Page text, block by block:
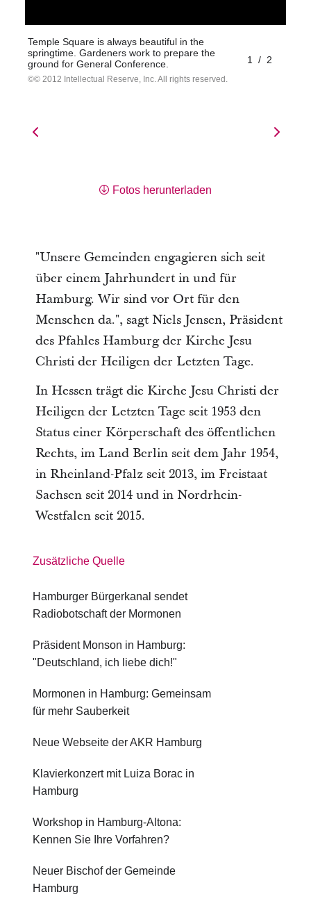
Temple Square is always beautiful in the
springtime. Gardeners work to prepare the
ground for General Conference.
© 2012 Intellectual Reserve, Inc. All rights reserved.
1 / 2
Fotos herunterladen
"Unsere Gemeinden engagieren sich seit
über einem Jahrhundert in und für
Hamburg. Wir sind vor Ort für den
Menschen da.", sagt Niels Jensen, Präsident
des Pfahles Hamburg der Kirche Jesu
Christi der Heiligen der Letzten Tage.
In Hessen trägt die Kirche Jesu Christi der
Heiligen der Letzten Tage seit 1953 den
Status einer Körperschaft des öffentlichen
Rechts, im Land Berlin seit dem Jahr 1954,
in Rheinland-Pfalz seit 2013, im Freistaat
Sachsen seit 2014 und in Nordrhein-
Westfalen seit 2015.
Zusätzliche Quelle
Hamburger Bürgerkanal sendet
Radiobotschaft der Mormonen
Präsident Monson in Hamburg:
"Deutschland, ich liebe dich!"
Mormonen in Hamburg: Gemeinsam
für mehr Sauberkeit
Neue Webseite der AKR Hamburg
Klavierkonzert mit Luiza Borac in
Hamburg
Workshop in Hamburg-Altona:
Kennen Sie Ihre Vorfahren?
Neuer Bischof der Gemeinde
Hamburg